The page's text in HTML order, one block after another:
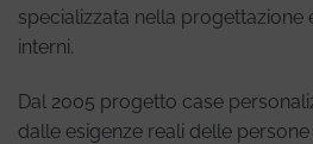
specializzata nella progettazione
interni.
Dal 2005 progetto case
dalle esigenze reali delle